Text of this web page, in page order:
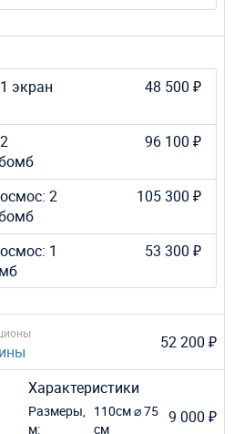
экран
48 500 ₽
96 100 ₽
2
105 300 ₽
1
53 300 ₽
52 200 ₽
Характеристики
Размеры,
м:
110см ⌀ 75
см
9 000 ₽